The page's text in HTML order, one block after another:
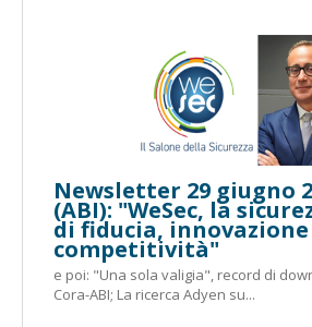
Newsletter 29 giugno
(ABI): "WeSec, la
di fiducia, innovazione
competitività"
e poi: "Una sola valigia", record di
Cora-ABI; La ricerca Adyen su...